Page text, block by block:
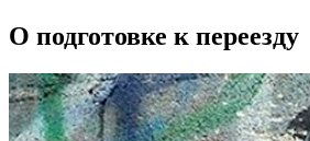
О подготовке к переезду